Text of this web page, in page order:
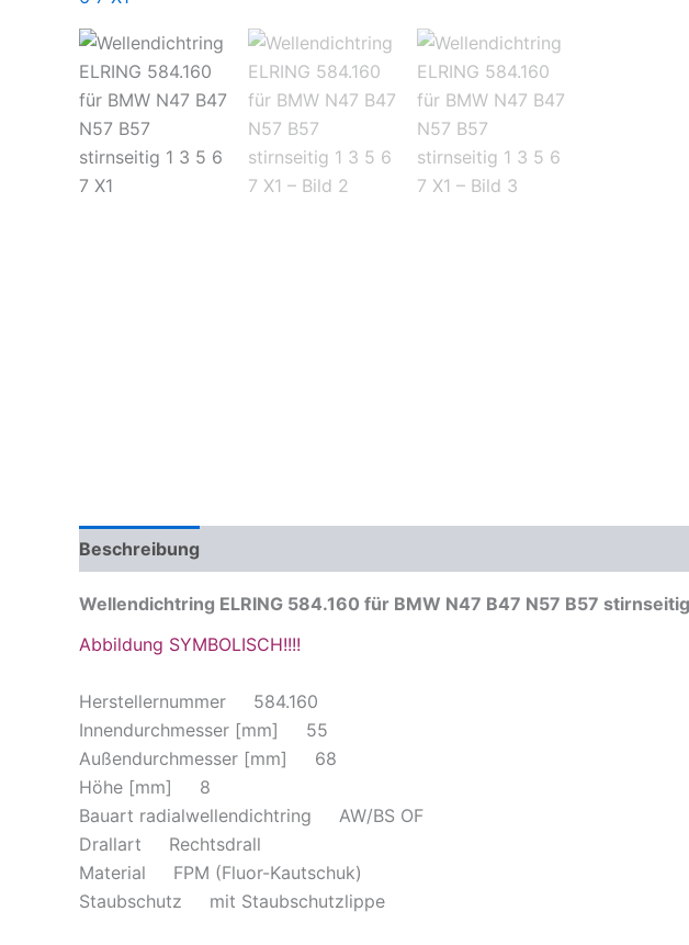
Beschreibung
Wellendichtring ELRING 584.160 für BMW N47 B47 N57 B57
Abbildung SYMBOLISCH!!!!
Herstellernummer 584.160
Innendurchmesser [mm] 55
Außendurchmesser [mm] 68
Höhe [mm] 8
Bauart radialwellendichtring AW/BS OF
Drallart Rechtsdrall
Material FPM (Fluor-Kautschuk)
Staubschutz mit Staubschutzlippe